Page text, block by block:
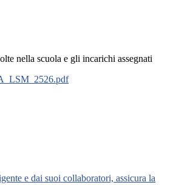
nella scuola e gli incarichi assegnati
e dai suoi collaboratori, assicura la